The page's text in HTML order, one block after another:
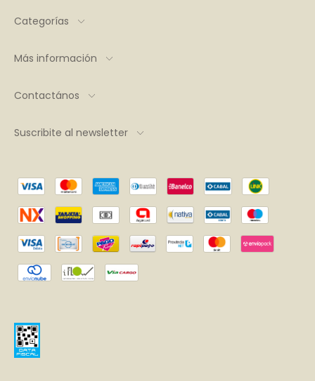
Categorías
Más información
Contactános
Suscribite al newsletter